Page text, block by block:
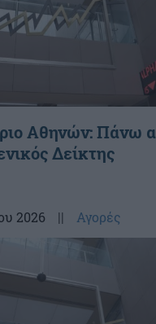
Αθηνών: Πάνω
Δείκτης
2026 || Αγορές